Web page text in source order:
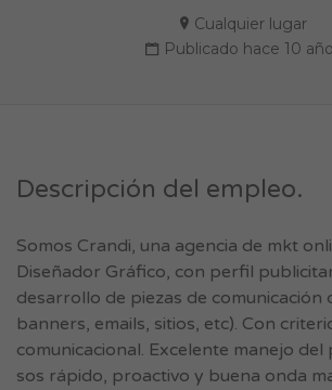
Cualquier lugar
Publicado hace 10
Descripción del empleo.
Somos Crandi, una agencia de mkt
Diseñador Gráfico, con perfil
desarrollo de piezas de comunicación
banners, emails, sitios, etc). Con
comunicacional. Excelente manejo del
sos rápido, proactivo y buena onda